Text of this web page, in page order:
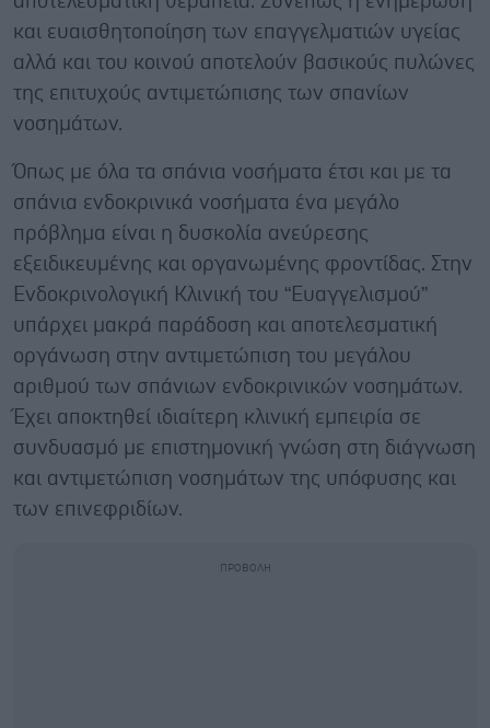
και ευαισθητοποίηση των επαγγελματιών υγείας
αλλά και του κοινού αποτελούν βασικούς πυλώνες
της επιτυχούς αντιμετώπισης των σπανίων
νοσημάτων.
Όπως με όλα τα σπάνια νοσήματα έτσι και με τα
σπάνια ενδοκρινικά νοσήματα ένα μεγάλο
πρόβλημα είναι η δυσκολία ανεύρεσης
εξειδικευμένης και οργανωμένης φροντίδας. Στην
Ενδοκρινολογική Κλινική του “Ευαγγελισμού”
υπάρχει μακρά παράδοση και αποτελεσματική
οργάνωση στην αντιμετώπιση του μεγάλου
αριθμού των σπάνιων ενδοκρινικών νοσημάτων.
Έχει αποκτηθεί ιδιαίτερη κλινική εμπειρία σε
συνδυασμό με επιστημονική γνώση στη διάγνωση
και αντιμετώπιση νοσημάτων της υπόφυσης και
των επινεφριδίων.